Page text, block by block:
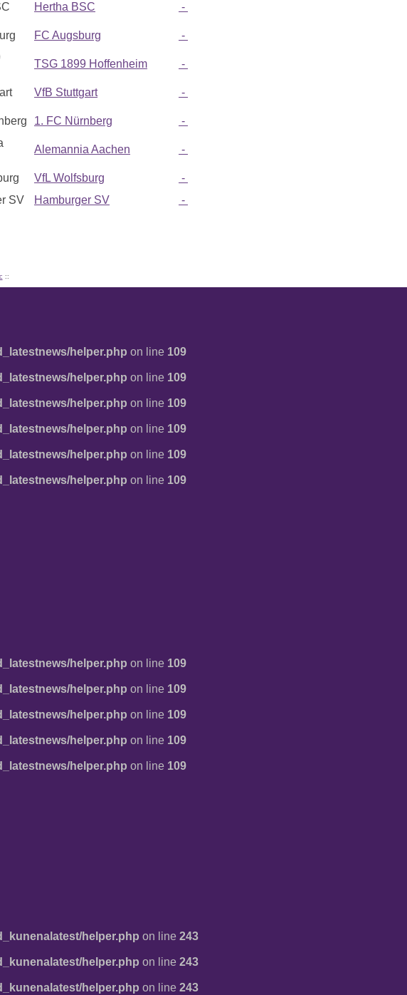
Hertha BSC -
FC Augsburg -
TSG 1899 Hoffenheim -
VfB Stuttgart -
1. FC Nürnberg -
Alemannia Aachen -
VfL Wolfsburg
-
Hamburger SV -
::
helper.php on line 109
helper.php on line 109
helper.php on line 109
helper.php on line 109
helper.php on line 109
helper.php on line 109
helper.php on line 109
helper.php on line 109
helper.php on line 109
helper.php on line 109
helper.php on line 109
helper.php on line 243
helper.php on line 243
helper.php on line 243